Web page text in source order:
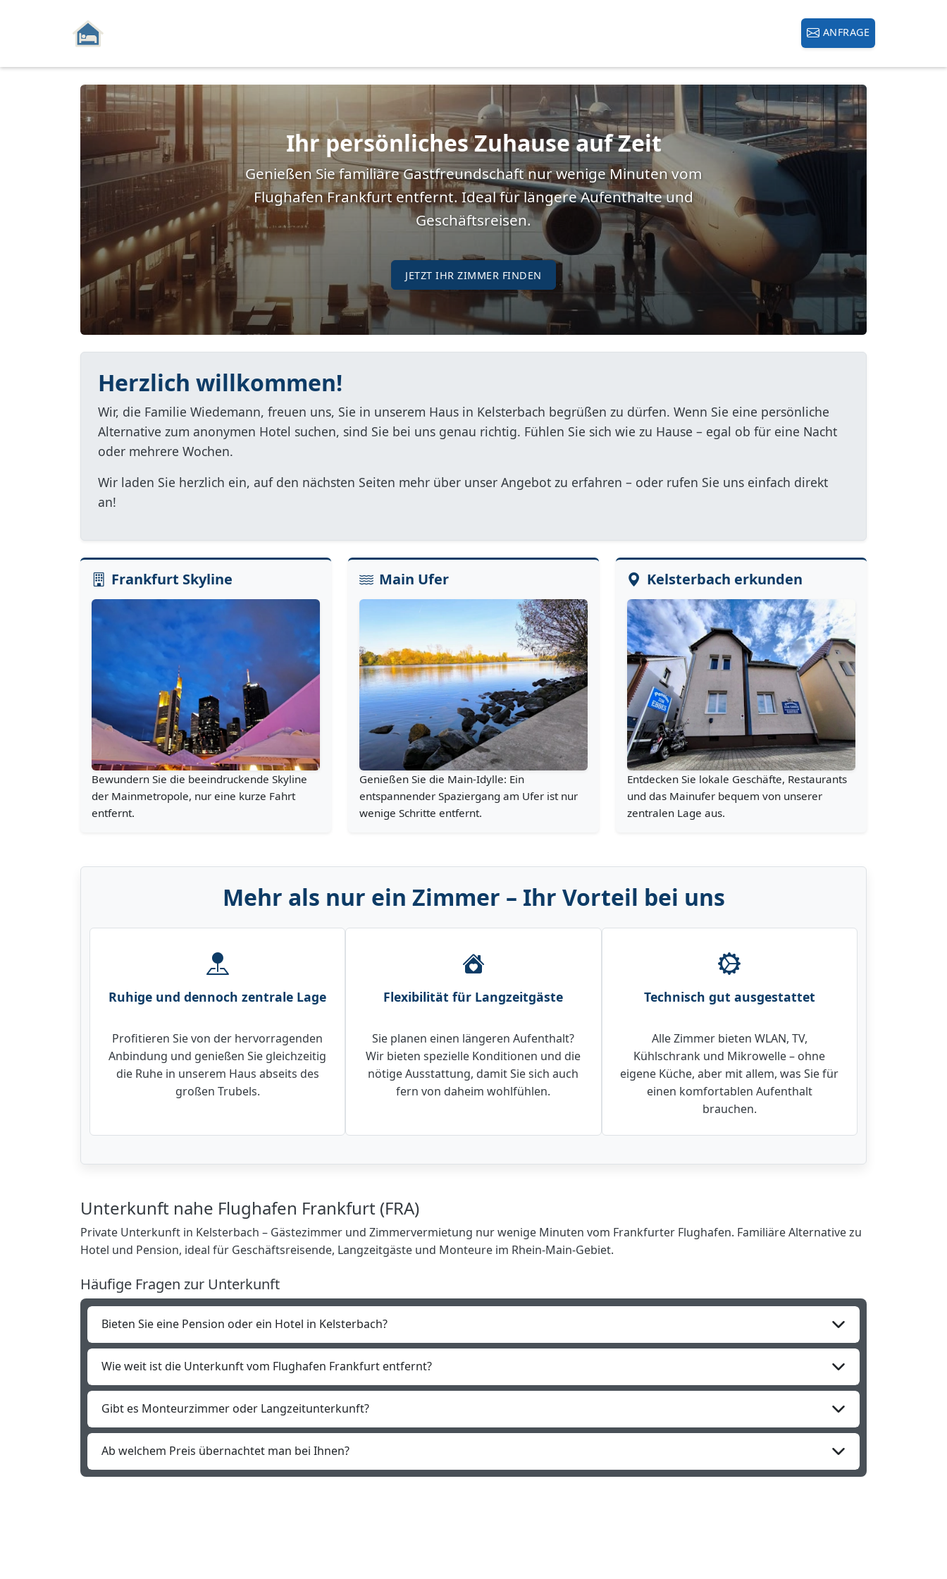
Hauptnavigation mit 4 Menüpunkten. Verwenden Sie Tab zum Navigieren.
ANFRAGE
Unterkunft & Gästezimmer Kelsterbach | Nahe Flughafen Frankfurt –
Ihr persönliches Zuhause auf Zeit
Genießen Sie familiäre Gastfreundschaft nur wenige Minuten vom
Flughafen Frankfurt entfernt. Ideal für längere Aufenthalte und
Geschäftsreisen.
JETZT IHR ZIMMER FINDEN
Herzlich willkommen!
Wir, die Familie Wiedemann, freuen uns, Sie in unserem Haus in Kelsterbach begrüßen zu dürfen. Wenn Sie eine persönliche
Alternative zum anonymen Hotel suchen, sind Sie bei uns genau richtig. Fühlen Sie sich wie zu Hause – egal ob für eine Nacht
oder mehrere Wochen.
Wir laden Sie herzlich ein, auf den nächsten Seiten mehr über unser Angebot zu erfahren – oder rufen Sie uns einfach direkt
an!
Frankfurt Skyline
Bewundern Sie die beeindruckende Skyline
der Mainmetropole, nur eine kurze Fahrt
entfernt.
Main Ufer
Genießen Sie die Main-Idylle: Ein
entspannender Spaziergang am Ufer ist nur
wenige Schritte entfernt.
Kelsterbach erkunden
Entdecken Sie lokale Geschäfte, Restaurants
und das Mainufer bequem von unserer
zentralen Lage aus.
Mehr als nur ein Zimmer – Ihr Vorteil bei uns
Ruhige und dennoch zentrale Lage
Profitieren Sie von der hervorragenden
Anbindung und genießen Sie gleichzeitig
die Ruhe in unserem Haus abseits des
großen Trubels.
Flexibilität für Langzeitgäste
Sie planen einen längeren Aufenthalt?
Wir bieten spezielle Konditionen und die
nötige Ausstattung, damit Sie sich auch
fern von daheim wohlfühlen.
Technisch gut ausgestattet
Alle Zimmer bieten WLAN, TV,
Kühlschrank und Mikrowelle – ohne
eigene Küche, aber mit allem, was Sie für
einen komfortablen Aufenthalt
brauchen.
Unterkunft nahe Flughafen Frankfurt (FRA)
Private Unterkunft in Kelsterbach – Gästezimmer und Zimmervermietung nur wenige Minuten vom Frankfurter Flughafen. Familiäre Alternative zu
Hotel und Pension, ideal für Geschäftsreisende, Langzeitgäste und Monteure im Rhein-Main-Gebiet.
Häufige Fragen zur Unterkunft
Bieten Sie eine Pension oder ein Hotel in Kelsterbach?
Wie weit ist die Unterkunft vom Flughafen Frankfurt entfernt?
Gibt es Monteurzimmer oder Langzeitunterkunft?
Ab welchem Preis übernachtet man bei Ihnen?